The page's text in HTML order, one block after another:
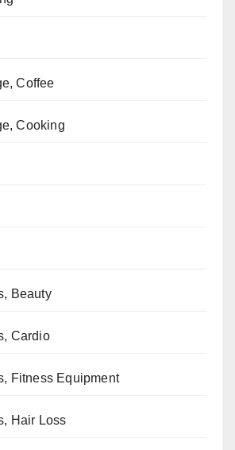
Coffee
Cooking
Beauty
Cardio
Fitness Equipment
Hair Loss